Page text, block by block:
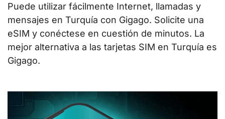
Puede utilizar fácilmente Internet, llamadas y
mensajes en Turquía con Gigago. Solicite una
eSIM y conéctese en cuestión de minutos. La
mejor alternativa a las tarjetas SIM en Turquía es
Gigago.